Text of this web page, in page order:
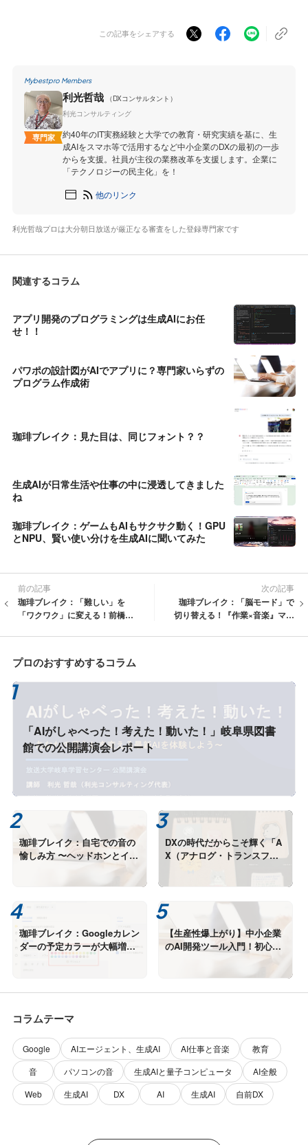
この記事をシェアする
Mybestpro Members
専門家
利光哲哉
（DXコンサルタント）
利光コンサルティング
約40年のIT実務経験と大学での教育・研究実績を基に、生
成AIをスマホ等で活用するなど中小企業のDXの最初の一歩
からを支援。社員が主役の業務改革を支援します。企業に
「テクノロジーの民主化」を！
他のリンク
利光哲哉プロは大分朝日放送が厳正なる審査をした登録専門家です
関連するコラム
アプリ開発のプログラミングは生成AIにお任
せ！！
パワポの設計図がAIでアプリに？専門家いらずの
プログラム作成術
珈琲ブレイク：見た目は、同じフォント？？
生成AIが日常生活や仕事の中に浸透してきました
ね
珈琲ブレイク：ゲームもAIもサクサク動く！GPU
とNPU、賢い使い分けを生成AIに聞いてみた
前の記事
珈琲ブレイク：「難しい」を
「ワクワク」に変える！前橋市
営術
次の記事
珈琲ブレイク：「脳モード」で
切り替える！『作業×音楽』マッ
プロのおすすめするコラム
「AIがしゃべった！考えた！動いた！」岐阜県図書
館での公開講演会レポート
珈琲ブレイク：自宅での音の
愉しみ方 〜ヘッドホンとイヤ
ホン、それぞれの個性と使い
DXの時代だからこそ輝く「A
X（アナログ・トランスフォ
珈琲ブレイク：Googleカレン
ダーの予定カラーが大幅増、
知らないうちに進化する便利
【生産性爆上がり】中小企業
のAI開発ツール入門！初心者
に「GitHub Copilot」を激推
コラムテーマ
Google AIエージェント、生成AI AI仕事と音楽
教育
音
パソコンの音 生成AIと量子コンピュータ
AI全般
Web
生成AI DX AI 生成AI 自前DX